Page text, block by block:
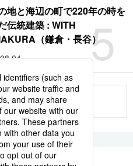
5
地と海辺の町で220年の時を
伝統建築 : WITH
（鎌倉・長谷）
る